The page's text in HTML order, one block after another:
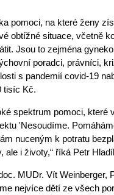
pomoci, na které ženy
obtížné situace, včetně
Jsou to zejména
poradci, právníci,
s pandemií covid-19
tisíc Kč.
spektrum pomoci, které
'Nesoudíme.
nuceným k potratu
ale i životy,“ říká Petr
MUDr. Vít Weinberger,
nejvíce dětí ze všech